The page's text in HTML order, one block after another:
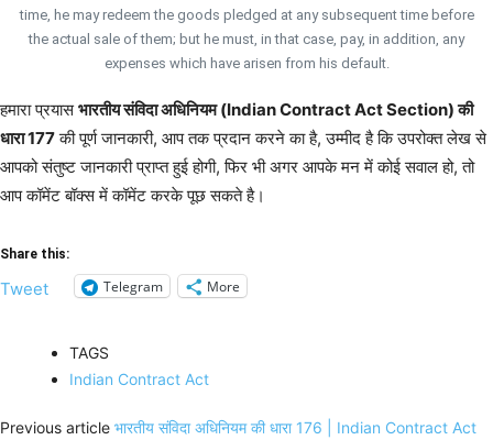
time, he may redeem the goods pledged at any subsequent time before
the actual sale of them; but he must, in that case, pay, in addition, any
expenses which have arisen from his default.
हमारा प्रयासभारतीय संविदा अधिनियम (Indian Contract Act Section) की
धारा 177की पूर्ण जानकारी, आप तक प्रदान करने का है, उम्मीद है कि उपरोक्त लेख से
आपको संतुष्ट जानकारी प्राप्त हुई होगी, फिर भी अगर आपके मन में कोई सवाल हो, तो
आप कॉमेंट बॉक्स में कॉमेंट करके पूछ सकते है।
Share this:
Tweet Telegram More
TAGS
Indian Contract Act
Previous article भारतीय संविदा अधिनियम की धारा 176 | Indian Contract Act